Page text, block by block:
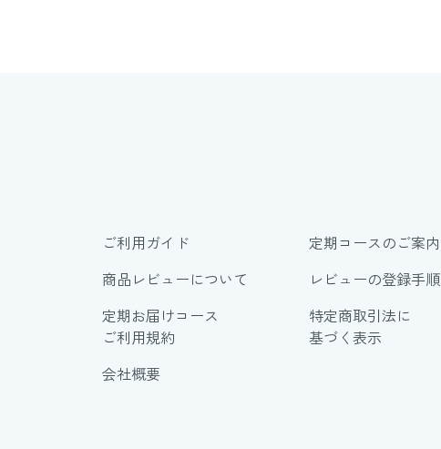
ご利用ガイド
定期コースのご案内
定期お届けコース
ご利用規約
特定商取引法に
基づく表示
商品レビューについて
レビューの登録手順
会社概要